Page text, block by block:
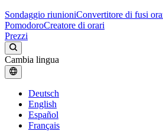
Sondaggio riunioniConvertitore di fusi
PomodoroCreatore di orari
Prezzi
Cambia lingua
Deutsch
English
Español
Français